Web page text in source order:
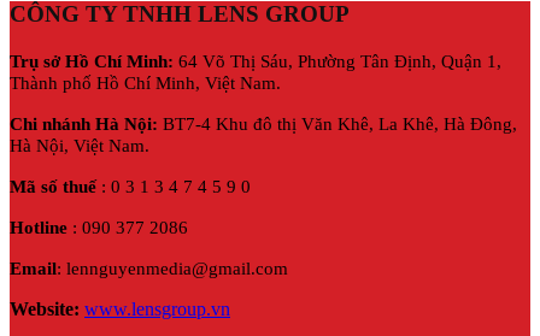
CÔNG TY TNHH LENS GROUP
Trụ sở Hồ Chí Minh: 64 Võ Thị Sáu, Phường Tân Định, Quận 1,
Thành phố Hồ Chí Minh, Việt Nam.
Chi nhánh Hà Nội: BT7-4 Khu đô thị Văn Khê, La Khê, Hà Đông,
Hà Nội, Việt Nam.
Mã số thuế: 0 3 1 3 4 7 4 5 9 0
Hotline : 090 377 2086
Email: lennguyenmedia@gmail.com
Website: www.lensgroup.vn